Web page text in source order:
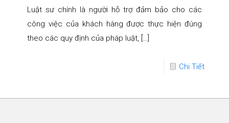
Luật sư chính là người hỗ trợ đảm bảo cho các
công việc của khách hàng được thực hiện đúng
theo các quy định của pháp luật, […]
Chi Tiết